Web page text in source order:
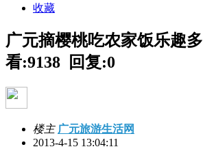
收藏
广元摘樱桃吃农家饭乐趣多
看:9138 回复:0
楼主 广元旅游生活网
2013-4-15 13:04:11